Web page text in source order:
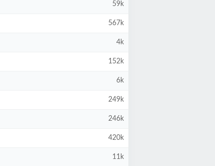
59k
567k
4k
152k
6k
249k
246k
420k
11k